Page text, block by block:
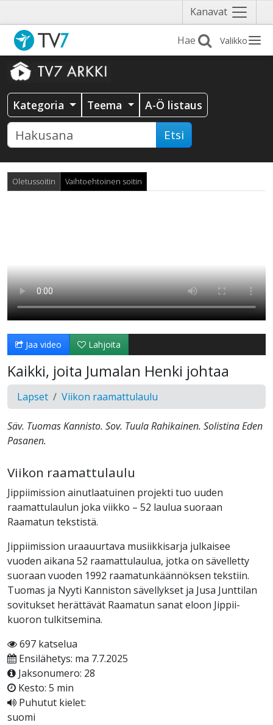
Kanavat Näytä
valikko
Valikko
Kategoria Teema A-Ö listaus
Etsi
Oletussoitin Vaihtoehtoinen soitin
Jaa video Lahjoita
Kaikki, joita Jumalan Henki johtaa
Lapset Viikon raamattulaulu
Säv. Tuomas Kannisto. Sov. Tuula Rahikainen. Solistina Eden
Pasanen.
Viikon raamattulaulu
Jippiimission ainutlaatuinen projekti tuo uuden
raamattulaulun joka viikko – 52 laulua suoraan
Raamatun tekstistä.
Jippiimission uraauurtava musiikkisarja julkaisee
vuoden aikana 52 raamattulaulua, jotka on sävelletty
suoraan vuoden 1992 raamatunkäännöksen tekstiin.
Tuomas ja Nyyti Kanniston sävellykset ja Jusa Junttilan
sovitukset herättävät Raamatun sanat eloon Jippii-
kuoron tulkitsemina.
697 katselua
Ensilähetys: ma 7.7.2025
Jaksonumero: 28
Kesto: 5 min
Puhutut kielet:
suomi